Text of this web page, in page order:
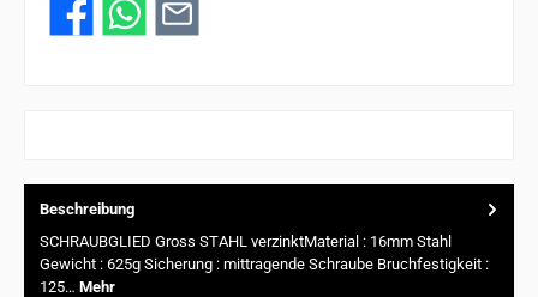
Beschreibung
SCHRAUBGLIED Gross STAHL verzinktMaterial : 16mm Stahl
Gewicht : 625g Sicherung : mittragende Schraube Bruchfestigkeit :
125… Mehr